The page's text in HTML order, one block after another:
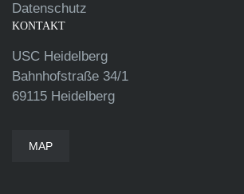
Datenschutz
KONTAKT
USC Heidelberg
Bahnhofstraße 34/1
69115 Heidelberg
MAP